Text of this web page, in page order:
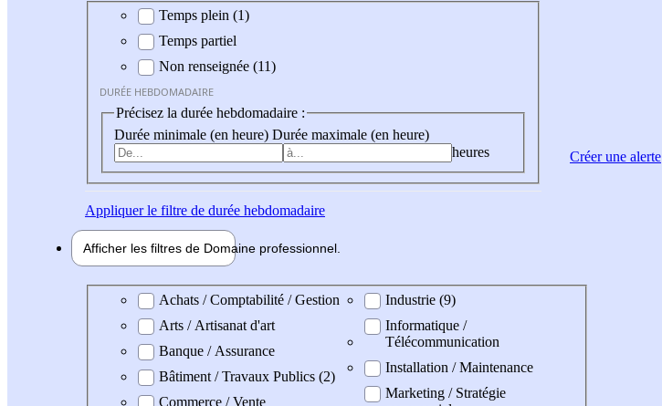
Durée hebdomadaire
Temps plein (1)
Temps partiel
Non renseignée (11)
DURÉE HEBDOMADAIRE
Précisez la durée hebdomadaire :
Durée minimale (en heure) Durée maximale (en heure)
heures
Appliquerle filtre de durée hebdomadaire
Afficher les filtres de Domaine professionnel
Domaine professionel
Achats / Comptabilité / Gestion
Arts / Artisanat d'art
Banque / Assurance
Bâtiment / Travaux Publics (2)
Commerce / Vente
Industrie (9)
Informatique /
Télécommunication
Installation / Maintenance
Marketing / Stratégie
Créer une alerte